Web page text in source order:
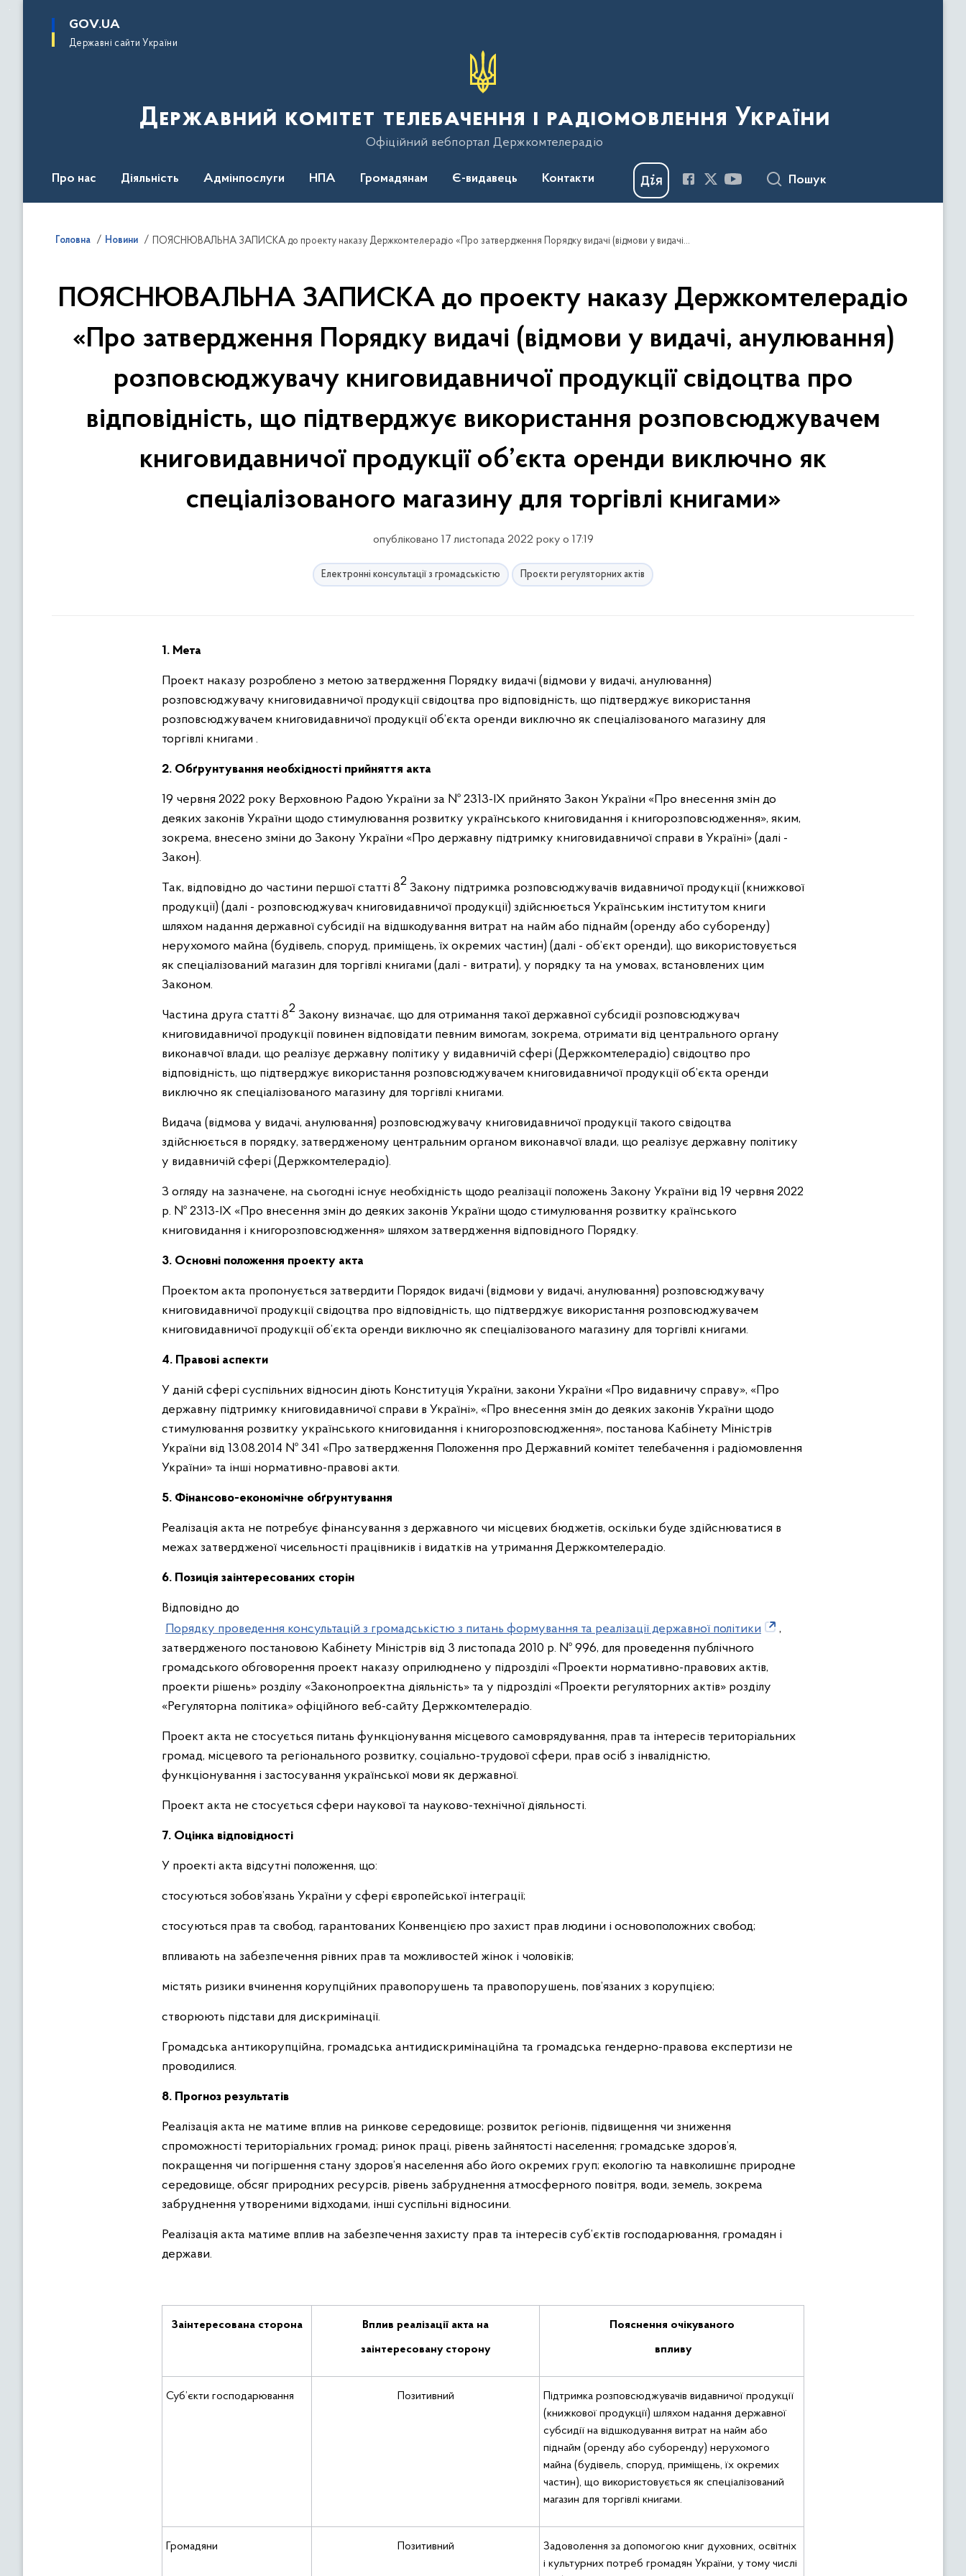
основного
GOV.UA
Державні сайти України
Державний комітет телебачення і радіомовлення України
Офіційний вебпортал Держкомтелерадіо
Про нас Діяльність Адмінпослуги НПА Громадянам Є-видавець Контакти Пошук
Головна Новини ПОЯСНЮВАЛЬНА ЗАПИСКА до проекту наказу Держкомтелерадіо «Про затвердження Порядку видачі (відмови у видачі, анулювання) розповсюджувачу книговидавничої продукції свідоцтва про відповідність, що підтверджує використання розповсюджувачем книговидавничої продукції об’єкта оренди виключно як спеціалізованого магазину для торгівлі книгами»
ПОЯСНЮВАЛЬНА ЗАПИСКА до проекту наказу Держкомтелерадіо
«Про затвердження Порядку видачі (відмови у видачі, анулювання)
розповсюджувачу книговидавничої продукції свідоцтва про
відповідність, що підтверджує використання розповсюджувачем
книговидавничої продукції об’єкта оренди виключно як
спеціалізованого магазину для торгівлі книгами»
опубліковано 17 листопада 2022 року о 17:19
Електронні консультації з громадськістю Проєкти регуляторних актів
1. Мета
Проект наказу розроблено з метою затвердження Порядку видачі (відмови у видачі, анулювання)
розповсюджувачу книговидавничої продукції свідоцтва про відповідність, що підтверджує використання
розповсюджувачем книговидавничої продукції об’єкта оренди виключно як спеціалізованого магазину для
торгівлі книгами .
2. Обґрунтування необхідності прийняття акта
19 червня 2022 року Верховною Радою України за № 2313-ІХ прийнято Закон України «Про внесення змін до
деяких законів України щодо стимулювання розвитку українського книговидання і книгорозповсюдження», яким,
зокрема, внесено зміни до Закону України «Про державну підтримку книговидавничої справи в Україні» (далі -
Закон).
Так, відповідно до частини першої статті 82 Закону підтримка розповсюджувачів видавничої продукції (книжкової
продукції) (далі - розповсюджувач книговидавничої продукції) здійснюється Українським інститутом книги
шляхом надання державної субсидії на відшкодування витрат на найм або піднайм (оренду або суборенду)
нерухомого майна (будівель, споруд, приміщень, їх окремих частин) (далі - об’єкт оренди), що використовується
як спеціалізований магазин для торгівлі книгами (далі - витрати), у порядку та на умовах, встановлених цим
Законом.
Частина друга статті 82 Закону визначає, що для отримання такої державної субсидії розповсюджувач
книговидавничої продукції повинен відповідати певним вимогам, зокрема, отримати від центрального органу
виконавчої влади, що реалізує державну політику у видавничій сфері (Держкомтелерадіо) свідоцтво про
відповідність, що підтверджує використання розповсюджувачем книговидавничої продукції об’єкта оренди
виключно як спеціалізованого магазину для торгівлі книгами.
Видача (відмова у видачі, анулювання) розповсюджувачу книговидавничої продукції такого свідоцтва
здійснюється в порядку, затвердженому центральним органом виконавчої влади, що реалізує державну політику
у видавничій сфері (Держкомтелерадіо).
З огляду на зазначене, на сьогодні існує необхідність щодо реалізації положень Закону України від 19 червня 2022
р. № 2313-ІХ «Про внесення змін до деяких законів України щодо стимулювання розвитку країнського
книговидання і книгорозповсюдження» шляхом затвердження відповідного Порядку.
3. Основні положення проекту акта
Проектом акта пропонується затвердити Порядок видачі (відмови у видачі, анулювання) розповсюджувачу
книговидавничої продукції свідоцтва про відповідність, що підтверджує використання розповсюджувачем
книговидавничої продукції об’єкта оренди виключно як спеціалізованого магазину для торгівлі книгами.
4. Правові аспекти
У даній сфері суспільних відносин діють Конституція України, закони України «Про видавничу справу», «Про
державну підтримку книговидавничої справи в Україні», «Про внесення змін до деяких законів України щодо
стимулювання розвитку українського книговидання і книгорозповсюдження», постанова Кабінету Міністрів
України від 13.08.2014 № 341 «Про затвердження Положення про Державний комітет телебачення і радіомовлення
України» та інші нормативно-правові акти.
5. Фінансово-економічне обґрунтування
Реалізація акта не потребує фінансування з державного чи місцевих бюджетів, оскільки буде здійснюватися в
межах затвердженої чисельності працівників і видатків на утримання Держкомтелерадіо.
6. Позиція заінтересованих сторін
Відповідно до
Порядку проведення консультацій з громадськістю з питань формування та реалізації державної політики
,
затвердженого постановою Кабінету Міністрів від 3 листопада 2010 р. № 996, для проведення публічного
громадського обговорення проект наказу оприлюднено у підрозділі «Проекти нормативно-правових актів,
проекти рішень» розділу «Законопроектна діяльність» та у підрозділі «Проекти регуляторних актів» розділу
«Регуляторна політика» офіційного веб-сайту Держкомтелерадіо.
Проект акта не стосується питань функціонування місцевого самоврядування, прав та інтересів територіальних
громад, місцевого та регіонального розвитку, соціально-трудової сфери, прав осіб з інвалідністю,
функціонування і застосування української мови як державної.
Проект акта не стосується сфери наукової та науково-технічної діяльності.
7. Оцінка відповідності
У проекті акта відсутні положення, що:
стосуються зобов’язань України у сфері європейської інтеграції;
стосуються прав та свобод, гарантованих Конвенцією про захист прав людини і основоположних свобод;
впливають на забезпечення рівних прав та можливостей жінок і чоловіків;
містять ризики вчинення корупційних правопорушень та правопорушень, пов’язаних з корупцією;
створюють підстави для дискримінації.
Громадська антикорупційна, громадська антидискримінаційна та громадська гендерно-правова експертизи не
проводилися.
8. Прогноз результатів
Реалізація акта не матиме вплив на ринкове середовище; розвиток регіонів, підвищення чи зниження
спроможності територіальних громад; ринок праці, рівень зайнятості населення; громадське здоров’я,
покращення чи погіршення стану здоров’я населення або його окремих груп; екологію та навколишнє природне
середовище, обсяг природних ресурсів, рівень забруднення атмосферного повітря, води, земель, зокрема
забруднення утвореними відходами, інші суспільні відносини.
Реалізація акта матиме вплив на забезпечення захисту прав та інтересів суб’єктів господарювання, громадян і
держави.
Заінтересована сторона Вплив реалізації акта на
заінтересовану сторону
Пояснення очікуваного
впливу
Суб’єкти господарювання Позитивний
Підтримка розповсюджувачів видавничої продукції
(книжкової продукції) шляхом надання державної
субсидії на відшкодування витрат на найм або
піднайм (оренду або суборенду) нерухомого
майна (будівель, споруд, приміщень, їх окремих
частин), що використовується як спеціалізований
магазин для торгівлі книгами.
Громадяни Позитивний
Задоволення за допомогою книг духовних, освітніх
і культурних потреб громадян України, у тому числі